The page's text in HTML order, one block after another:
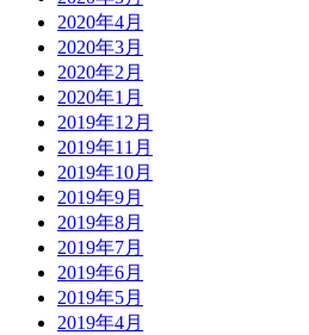
2020年4月
2020年3月
2020年2月
2020年1月
2019年12月
2019年11月
2019年10月
2019年9月
2019年8月
2019年7月
2019年6月
2019年5月
2019年4月